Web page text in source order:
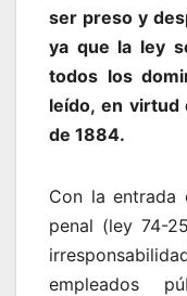
ser preso y
ya que la ley
todos los
leído, en virtud
de 1884.
Con la entrada
penal (ley 74-
empleados